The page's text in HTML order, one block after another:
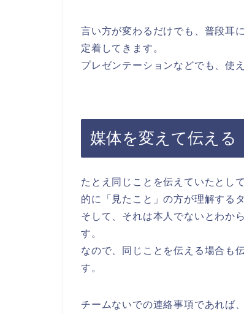
言い方が変わるだけでも、普段耳
定着してきます。
プレゼンテーションなどでも、使
媒体を変えて伝える
たとえ同じことを伝えていたとし
的に「見たこと」の方が理解する
そして、それは本人でないとわか
す。
なので、同じことを伝える場合も
す。
チームないでの連絡事項であれば